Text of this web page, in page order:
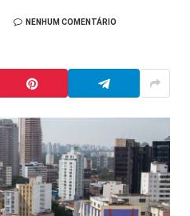
NENHUM COMENTÁRIO